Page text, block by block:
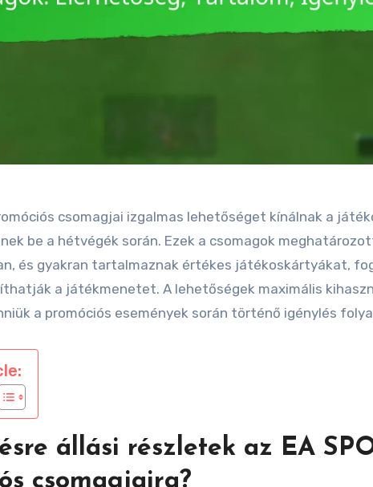
csomagjai izgalmas lehetőséget kínálnak a
be a hétvégék során. Ezek a csomagok
és gyakran tartalmaznak értékes játékoskártyákat,
a játékmenetet. A lehetőségek maximális
a promóciós események során történő igénylés
állási részletek az EA
csomagjaira?